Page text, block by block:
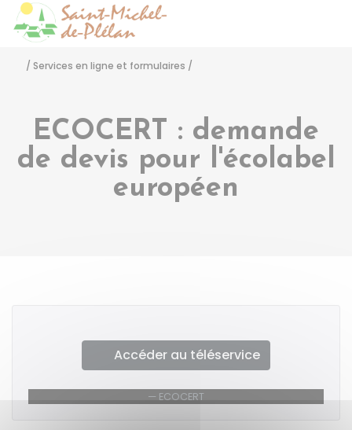
/ Services en ligne et formulaires /
ECOCERT : demande
de devis pour l'écolabel
européen
Accéder au téléservice
ECOCERT